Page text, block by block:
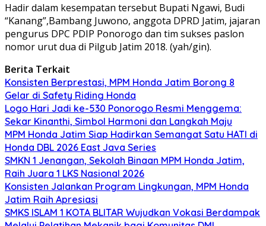
Hadir dalam kesempatan tersebut Bupati Ngawi, Budi
“Kanang”,Bambang Juwono, anggota DPRD Jatim, jajaran
pengurus DPC PDIP Ponorogo dan tim sukses paslon
nomor urut dua di Pilgub Jatim 2018. (yah/gin).
Berita Terkait
Konsisten Berprestasi, MPM Honda Jatim Borong 8
Gelar di Safety Riding Honda
Logo Hari Jadi ke-530 Ponorogo Resmi Menggema:
Sekar Kinanthi, Simbol Harmoni dan Langkah Maju
MPM Honda Jatim Siap Hadirkan Semangat Satu HATI di
Honda DBL 2026 East Java Series
SMKN 1 Jenangan, Sekolah Binaan MPM Honda Jatim,
Raih Juara 1 LKS Nasional 2026
Konsisten Jalankan Program Lingkungan, MPM Honda
Jatim Raih Apresiasi
SMKS ISLAM 1 KOTA BLITAR Wujudkan Vokasi Berdampak